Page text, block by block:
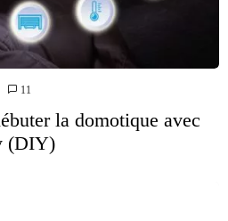
11
la domotique avec
(DIY)